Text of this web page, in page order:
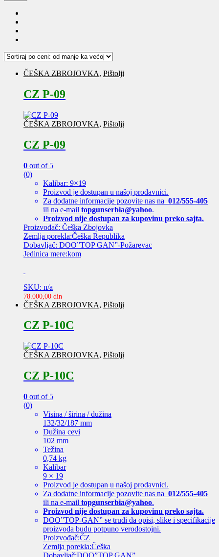
ČEŠKA ZBROJOVKA, Pištolji
CZ P-09
ČEŠKA ZBROJOVKA, Pištolji
CZ P-09
0 out of 5
(0)
Kalibar: 9×19
Proizvod je dostupan u našoj prodavnici.
Za dodatne informacije pozovite nas na 012/555-405
ili na e-mail topgunserbia@yahoo.
Proizvod nije dostupan za kupovinu preko sajta.
Proizvođač: Češka Zbojovka
Zemlja porekla:Češka Republika
Dobavljač: DOO”TOP GAN”-Požarevac
Jedinica mere:kom
SKU: n/a
78.000,00 din
ČEŠKA ZBROJOVKA, Pištolji
CZ P-10C
ČEŠKA ZBROJOVKA, Pištolji
CZ P-10C
0 out of 5
(0)
Visina / širina / dužina
132/32/187 mm
Dužina cevi
102 mm
Težina
0,74 kg
Kalibar
9 × 19
Proizvod je dostupan u našoj prodavnici.
Za dodatne informacije pozovite nas na 012/555-405
ili na e-mail topgunserbia@yahoo.
Proizvod nije dostupan za kupovinu preko sajta.
DOO”TOP-GAN” se trudi da opisi, slike i specifikacije
proizvoda budu potpuno verodostojni.
Proizvođač:ČZ
Zemlja porekla:Češka